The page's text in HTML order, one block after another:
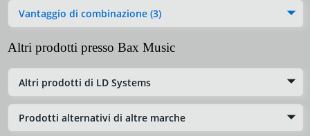
Vantaggio di combinazione (3)
Altri prodotti presso Bax Music
Altri prodotti di LD Systems
Prodotti alternativi di altre marche